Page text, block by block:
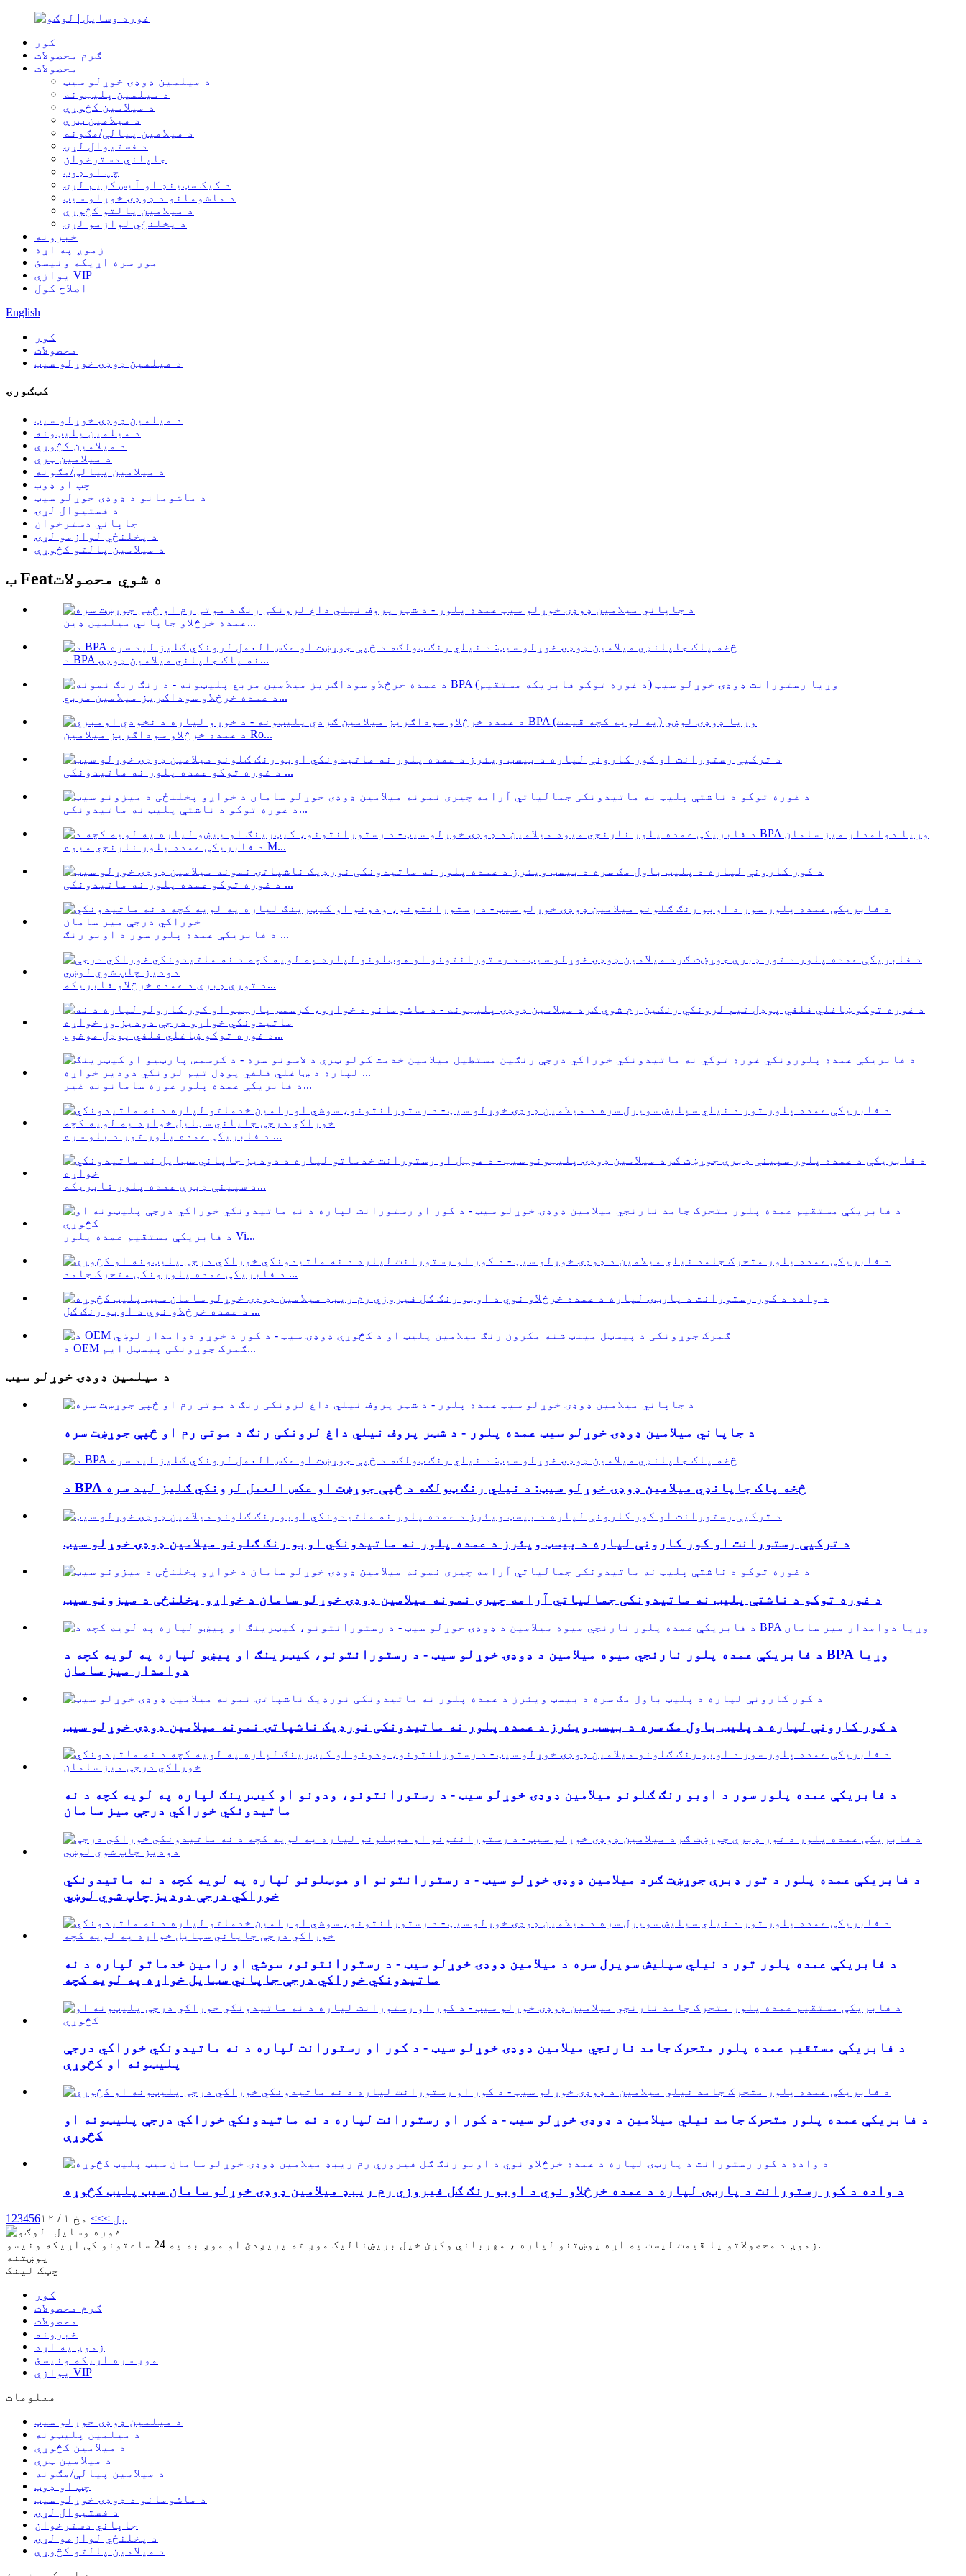
کور
ګرم محصولات
محصولات
د میلمین ډوډۍ خوړلو سیټ
د میلمین پلیټونه
د میلامین کڅوړې
د میلامین ټرې
د میلامین پیالې/مګونه
د فستیوال لړۍ
جاپاني دسترخوان
چپ او ډوب
د کیک سټینډ او آیس کریم لړۍ
د ماشومانو د ډوډۍ خوړلو سیټ
د میلامین پالتو کڅوړې
د پخلنځي لوازمو لړۍ
خبرونه
زموږ په اړه
موږ سره اړیکه ونیسئ
یوازې VIP
اصلاح کول
English
کور
محصولات
د میلمین ډوډۍ خوړلو سیټ
کټګورۍ
د میلمین ډوډۍ خوړلو سیټ
د میلمین پلیټونه
د میلامین کڅوړې
د میلامین ټرې
د میلامین پیالې/مګونه
چپ او ډوب
د ماشومانو د ډوډۍ خوړلو سیټ
د فستیوال لړۍ
جاپاني دسترخوان
د پخلنځي لوازمو لړۍ
د میلامین پالتو کڅوړې
ب Featه شوي محصولات
عمده خرڅلاو جاپاني میلمین ډین...
د BPA نه پاک جاپاني میلامین ډوډۍ...
د عمده خرڅلاو سوداګریز میلامین مربع...
د عمده خرڅلاو سوداګریز میلامین Ro...
د غوره توکو عمده پلور نه ماتیدونکی ...
د غوره توکو د ناشتې پلیټ نه ماتیدونکی...
د فابریکې عمده پلور نارنجي میوه M...
د غوره توکو عمده پلور نه ماتیدونکی ...
د فابریکې عمده پلور سور د اوبو رنګ ...
د تورې ډبرې د عمده خرڅلاو فابریکه...
د غوره توکو ښاغلي فلفي پوډل موضوع...
د فابریکې عمده پلور غوره سامانونه غیر...
د فابریکې عمده پلور تور د بلو سره ...
د سپینې ډبرې عمده پلور فابریکه...
د فابریکې مستقیم عمده پلور Vi...
د فابریکې عمده پلورونکی متحرک جامد ...
د عمده خرڅلاو نوي د اوبو رنګ ګل ...
د OEM ګمرک جوړونکی پیسټل ایم...
د میلمین ډوډۍ خوړلو سیټ
د جاپاني میلامین ډوډۍ خوړلو سیټ عمده پلور - د شټر پروف نیلي داغ لرونکی رنګ د موتی رم او څپې جوړښت سره
د BPA څخه پاک جاپانډي میلامین ډوډۍ خوړلو سیټ: د نیلي رنګ ټولګه د څپې جوړښت او عکس العمل لرونکي ګلیز لید سره
د ترکیې رستورانت او کور کارونې لپاره د بیسټ ویئرز د عمده پلور نه ماتیدونکي اوبو رنګ ګلونو میلامین ډوډۍ خوړلو سیټ
د غوره توکو د ناشتې پلیټ نه ماتیدونکی جمالیاتي آرامه چیری نمونه میلامین ډوډۍ خوړلو سامان د خواږو پخلنځی د میزونو سیټ
د فابریکې عمده پلور نارنجي میوه میلامین د ډوډۍ خوړلو سیټ - د رستورانتونو، کیټرینګ او پیښو لپاره په لویه کچه د BPA وړیا
دوامدار میز سامان
د کور کارونې لپاره د پلیټ باول مګ سره د بیسټ ویئرز د عمده پلور نه ماتیدونکی نورډیک ناشپاتۍ نمونه میلامین ډوډۍ خوړلو سیټ
د فابریکې عمده پلور سور د اوبو رنګ ګلونو میلامین ډوډۍ خوړلو سیټ - د رستورانتونو، ودونو او کیټرینګ لپاره په لویه کچه د نه
ماتیدونکي خوراکي درجې میز سامان
د فابریکې عمده پلور د تور ډبرې جوړښت ګرد میلامین ډوډۍ خوړلو سیټ - د رستورانتونو او هوټلونو لپاره په لویه کچه د نه ماتیدونکي
خوراکي درجې دودیز چاپ شوي لوښي
د فابریکې عمده پلور تور د نیلي سپلیش سویرل سره د میلامین ډوډۍ خوړلو سیټ - د رستورانتونو، سوشي او رامین خدماتو لپاره د نه
ماتیدونکي خوراکي درجې جاپاني سټایل خواړه په لویه کچه
د فابریکې مستقیم عمده پلور متحرک جامد نارنجي میلامین ډوډۍ خوړلو سیټ - د کور او رستورانت لپاره د نه ماتیدونکي خوراکي درجې
پلیټونه او کڅوړې
د فابریکې عمده پلور متحرک جامد نیلي میلامین د ډوډۍ خوړلو سیټ - د کور او رستورانت لپاره د نه ماتیدونکي خوراکي درجې پلیټونه او
کڅوړې
د واده د کور رستورانت د پارټۍ لپاره د عمده خرڅلاو نوي د اوبو رنګ ګل فیروزي رم ریبډ میلامین ډوډۍ خوړلو سامان سیټ پلیټ کڅوړه
1 23456 بل >>> مخ ۱ / ۱۲
زموږ د محصولاتو یا قیمت لیست په اړه پوښتنو لپاره ، مهرباني وکړئ خپل بریښنالیک موږ ته پریږدئ او موږ به په 24 ساعتونو کې اړیکه ونیسو.
پوښتنه
چټک لینک
کور
ګرم محصولات
محصولات
خبرونه
زموږ په اړه
موږ سره اړیکه ونیسئ
یوازې VIP
معلومات
د میلمین ډوډۍ خوړلو سیټ
د میلمین پلیټونه
د میلامین کڅوړې
د میلامین ټرې
د میلامین پیالې/مګونه
چپ او ډوب
د ماشومانو د ډوډۍ خوړلو سیټ
د فستیوال لړۍ
جاپاني دسترخوان
د پخلنځي لوازمو لړۍ
د میلامین پالتو کڅوړې